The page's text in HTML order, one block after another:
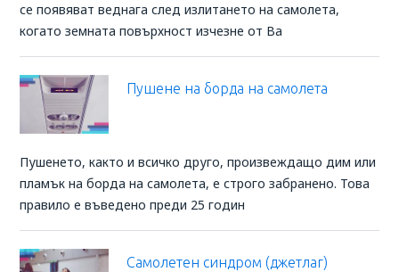
се появяват веднага след излитането на самолета,
когато земната повърхност изчезне от Ва
Пушене на борда на самолета
Пушенето, както и всичко друго, произвеждащо дим или
пламък на борда на самолета, е строго забранено. Това
правило е въведено преди 25 годин
Самолетен синдром (джетлаг)